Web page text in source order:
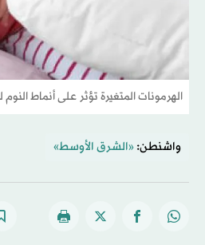
الهرمونات المتغيرة تؤثر على أنماط
واشنطن: «الشرق الأوسط»